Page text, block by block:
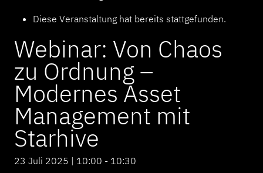
Diese Veranstaltung hat bereits stattgefunden.
Webinar: Von Chaos
zu Ordnung –
Modernes Asset
Management mit
Starhive
23 Juli 2025 | 10:00 - 10:30